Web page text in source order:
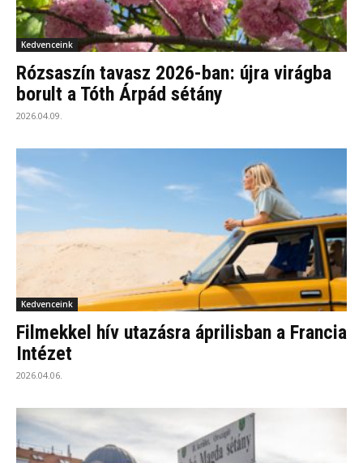
Kedvenceink
Rózsaszín tavasz 2026-ban: újra virágba
borult a Tóth Árpád sétány
2026.04.09.
Kedvenceink
Filmekkel hív utazásra áprilisban a Francia
Intézet
2026.04.06.